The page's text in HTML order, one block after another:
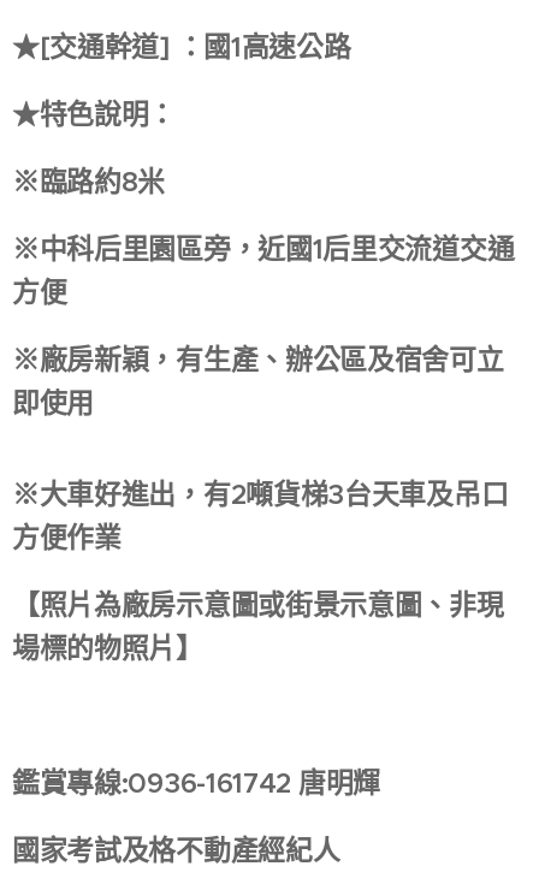
★[交通幹道] ：國1高速公路
★特色說明：
※臨路約8米
※中科后里園區旁，近國1后里交流道交通
方便
※廠房新穎，有生產、辦公區及宿舍可立
即使用
※大車好進出，有2噸貨梯3台天車及吊口
方便作業
【照片為廠房示意圖或街景示意圖、非現
場標的物照片】
鑑賞專線:0936-161742 唐明輝
國家考試及格不動產經紀人